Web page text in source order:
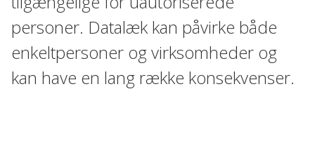
personer. Datalæk kan påvirke både
enkeltpersoner og virksomheder og
kan have en lang række konsekvenser.